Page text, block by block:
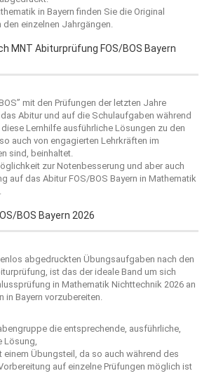
in Bayern finden Sie die Original
einzelnen Jahrgängen.
MNT Abiturprüfung FOS/BOS Bayern
” mit den Prüfungen der letzten Jahre
Abitur und auf die Schulaufgaben während
Lernhilfe ausführliche Lösungen zu den
auch von engagierten Lehrkräften im
sind, beinhaltet.
zur Notenbesserung und aber auch
auf das Abitur FOS/BOS Bayern in Mathematik
BOS Bayern 2026
abgedruckten Übungsaufgaben nach den
ist das der ideale Band um sich
in Mathematik Nichttechnik 2026 an
in Bayern vorzubereiten.
die entsprechende, ausführliche,
Lösung,
einem Übungsteil, da so auch während des
auf einzelne Prüfungen möglich ist